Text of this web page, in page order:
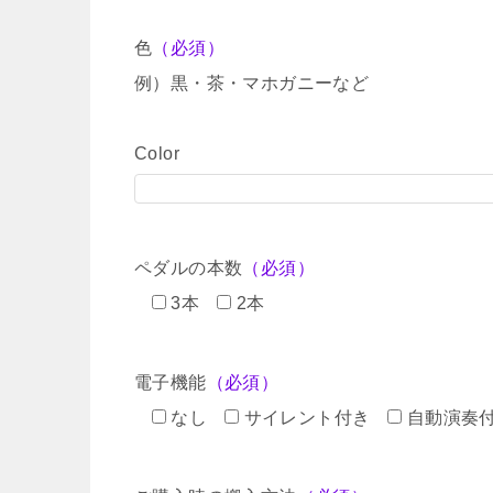
色 （必須）
例）黒・茶・マホガニーなど
Color
ペダルの本数 （必須）
3本
2本
電子機能 （必須）
なし
サイレント付き 自動演奏